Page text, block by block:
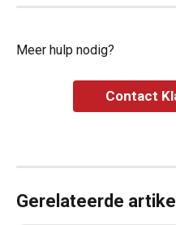
Meer hulp nodig?
Contact
Gerelateerde